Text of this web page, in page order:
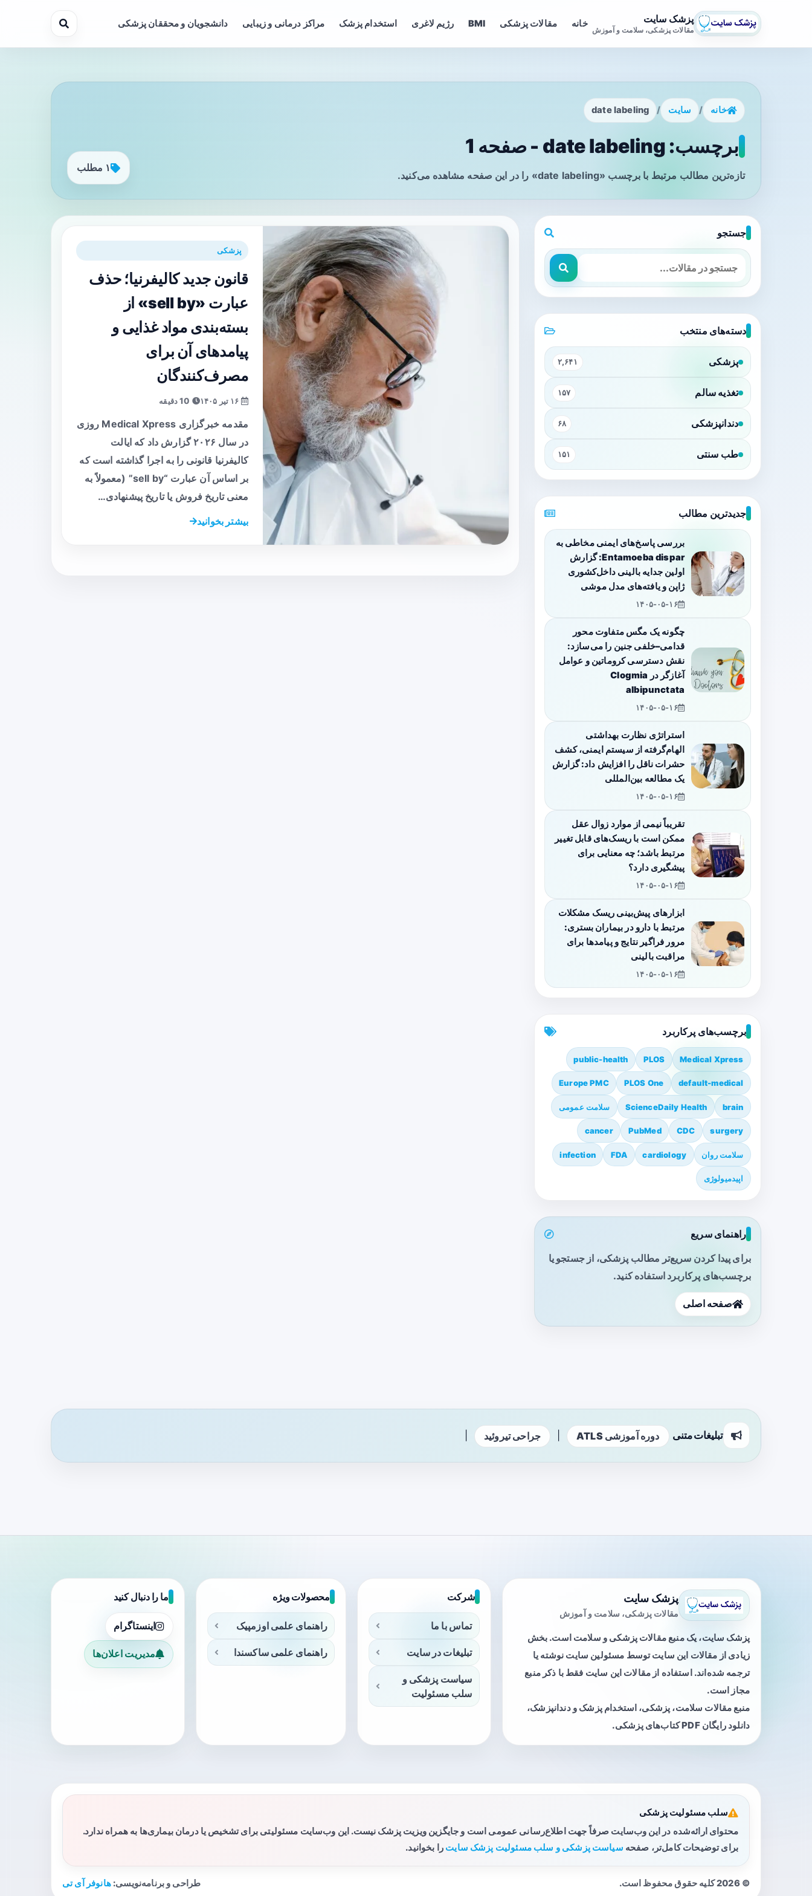
پزشک سایت
مقالات پزشکی، سلامت و آموزش
خانه مقالات پزشکی BMI رژیم لاغری استخدام پزشک مراکز درمانی و زیبایی دانشجویان و محققان پزشکی
خانه / سایت /
date labeling
برچسب: date labeling - صفحه 1
تازه‌ترین مطالب مرتبط با برچسب «date labeling» را در این صفحه مشاهده می‌کنید.
۱ مطلب
پزشکی
قانون جدید کالیفرنیا؛ حذف
عبارت «sell by» از
بسته‌بندی مواد غذایی و
پیامدهای آن برای
مصرف‌کنندگان
مقدمه خبرگزاری Medical Xpress روزی
در سال ۲۰۲۶ گزارش داد که ایالت
کالیفرنیا قانونی را به اجرا گذاشته است که
بر اساس آن عبارت “sell by” (معمولاً به
معنی تاریخ فروش یا تاریخ پیشنهادی…
بیشتر بخوانید
جستجو
دسته‌های منتخب
پزشکی ۲,۶۴۱
تغذیه سالم ۱۵۷
دندانپزشکی ۶۸
طب سنتی ۱۵۱
جدیدترین مطالب
بررسی پاسخ‌های ایمنی مخاطی به
Entamoeba dispar: گزارش
اولین جدایه بالینی داخل‌کشوری
ژاپن و یافته‌های مدل موشی
۱۴۰۵-۰۵-۱۶
چگونه یک مگس متفاوت محور
قدامی–خلفی جنین را می‌سازد:
نقش دسترسی کروماتین و عوامل
آغازگر در Clogmia
albipunctata
۱۴۰۵-۰۵-۱۶
استراتژی نظارت بهداشتی
الهام‌گرفته از سیستم ایمنی، کشف
حشرات ناقل را افزایش داد: گزارش
یک مطالعه بین‌المللی
۱۴۰۵-۰۵-۱۶
تقریباً نیمی از موارد زوال عقل
ممکن است با ریسک‌های قابل تغییر
مرتبط باشد؛ چه معنایی برای
پیشگیری دارد؟
۱۴۰۵-۰۵-۱۶
ابزارهای پیش‌بینی ریسک مشکلات
مرتبط با دارو در بیماران بستری:
مرور فراگیر نتایج و پیامدها برای
مراقبت بالینی
۱۴۰۵-۰۵-۱۶
برچسب‌های پرکاربرد
Medical Xpress
PLOS
public-health
default-medical
PLOS One
Europe PMC
brain
ScienceDaily Health سلامت عمومی
surgery
CDC
PubMed
cancer
سلامت روان cardiology
FDA
infection
اپیدمیولوژی
راهنمای سریع
برای پیدا کردن سریع‌تر مطالب پزشکی، از جستجو یا
برچسب‌های پرکاربرد استفاده کنید.
صفحه اصلی
تبلیغات متنی دوره آموزشی ATLS جراحی تیروئید
پزشک سایت
مقالات پزشکی، سلامت و آموزش
پزشک سایت، یک منبع مقالات پزشکی و سلامت است. بخش
زیادی از مقالات این سایت توسط مسئولین سایت نوشته یا
ترجمه شده‌اند. استفاده از مقالات این سایت فقط با ذکر منبع
مجاز است.
منبع مقالات سلامت، پزشکی، استخدام پزشک و دندانپزشک،
دانلود رایگان PDF کتاب‌های پزشکی.
شرکت
تماس با ما
تبلیغات در سایت
سیاست پزشکی و
سلب مسئولیت
محصولات ویژه
راهنمای علمی اوزمپیک
راهنمای علمی ساکسندا
ما را دنبال کنید
اینستاگرام
مدیریت اعلان‌ها
سلب مسئولیت پزشکی
محتوای ارائه‌شده در این وب‌سایت صرفاً جهت اطلاع‌رسانی عمومی است و جایگزین ویزیت پزشک نیست. این وب‌سایت مسئولیتی برای تشخیص یا درمان بیماری‌ها به همراه ندارد.
برای توضیحات کامل‌تر، صفحه سیاست پزشکی و سلب مسئولیت پزشک سایت را بخوانید.
© 2026 کلیه حقوق محفوظ است. طراحی و برنامه‌نویسی:هانوفر آی تی